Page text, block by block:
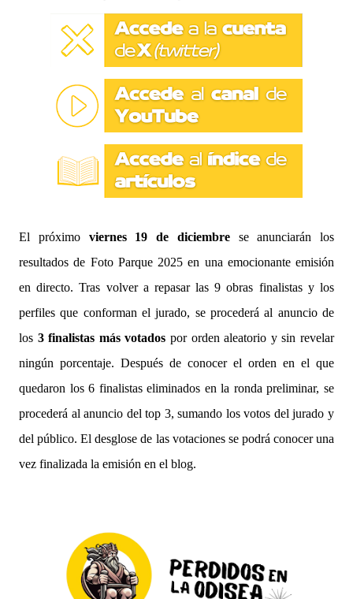
El próximo viernes 19 de diciembrese anunciarán los
resultados de Foto Parque 2025 en una emocionante emisión
en directo. Tras volver a repasar las 9 obras finalistas y los
perfiles que conforman el jurado, se procederá al anuncio de
los 3 finalistas más votados por orden aleatorio y sin revelar
ningún porcentaje. Después de conocer el orden en el que
quedaron los 6 finalistas eliminados en la ronda preliminar, se
procederá al anuncio del top 3, sumando los votos del jurado y
del público. El desglose de las votaciones se podrá conocer una
vez finalizada la emisión en el blog.